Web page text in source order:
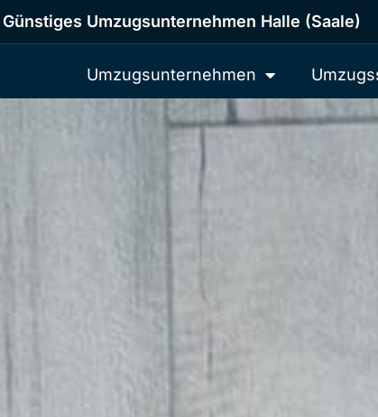
Günstiges Umzugsunternehmen Halle (Saale)
Umzugsunternehmen